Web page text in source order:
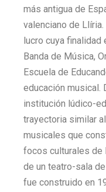
más antigua de
valenciano de
lucro cuya
Banda de Música,
Escuela de
educación musical.
institución lúdico-
trayectoria similar
musicales que
focos culturales de
de un teatro-sala
fue construido en